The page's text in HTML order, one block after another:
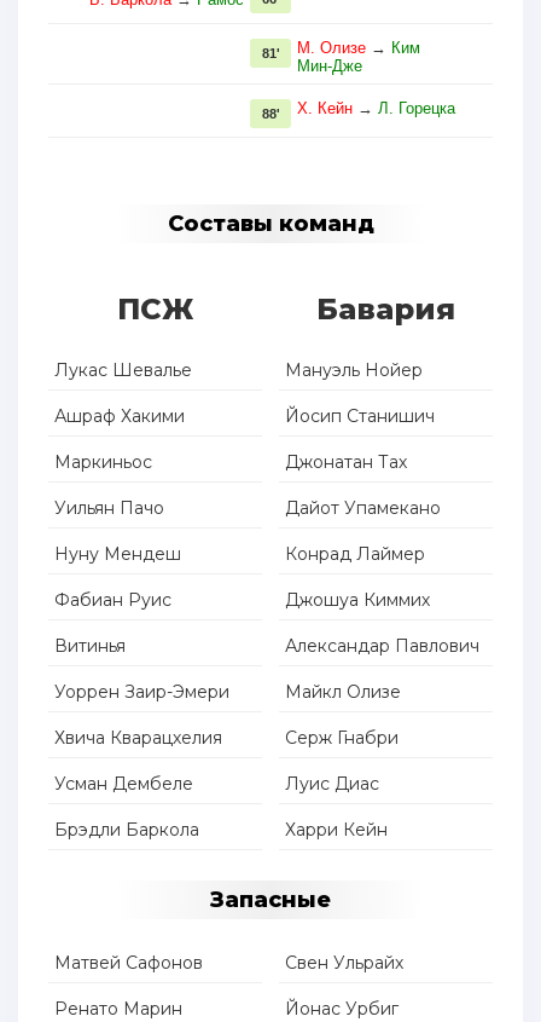
М. Олизе → Ким
Мин-Дже
81'
Х. Кейн → Л. Горецка
88'
Составы команд
ПСЖ
Лукас Шевалье
Ашраф Хакими
Маркиньос
Уильян Пачо
Нуну Мендеш
Фабиан Руис
Витинья
Уоррен Заир-Эмери
Хвича Кварацхелия
Усман Дембеле
Брэдли Баркола
Бавария
Мануэль Нойер
Йосип Станишич
Джонатан Тах
Дайот Упамекано
Конрад Лаймер
Джошуа Киммих
Александар Павлович
Майкл Олизе
Серж Гнабри
Луис Диас
Харри Кейн
Запасные
Матвей Сафонов
Ренато Марин
Свен Ульрайх
Йонас Урбиг